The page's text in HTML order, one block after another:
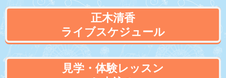
正木清香
ライブスケジュール
見学・体験レッスン